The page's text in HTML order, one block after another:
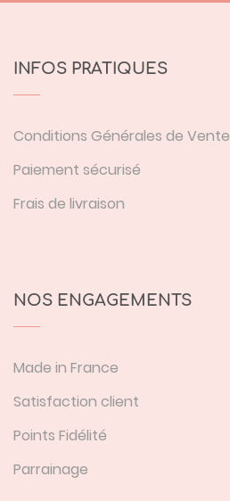
INFOS PRATIQUES
Conditions Générales de Vente
Paiement sécurisé
Frais de livraison
NOS ENGAGEMENTS
Made in France
Satisfaction client
Points Fidélité
Parrainage